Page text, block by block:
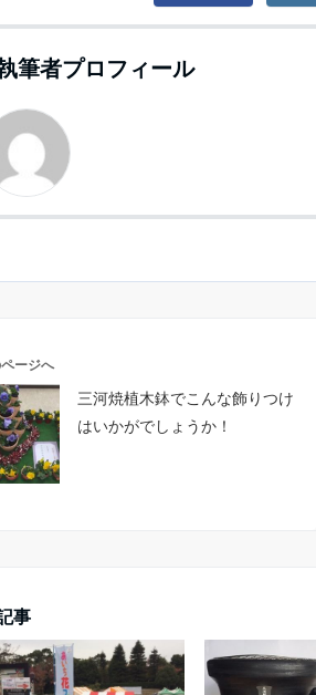
筆者プロフィール
ージへ
三河焼植木鉢でこんな飾りつけ
はいかがでしょうか！
事